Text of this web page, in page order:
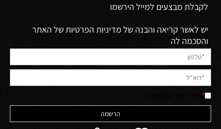
לקבלת מבצעים למייל הירשמו
יש לאשר קריאה והבנה של מדיניות הפרטיות של האתר
והסכמה לה
*